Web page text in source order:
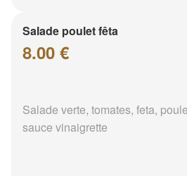
Salade poulet fêta
8.00 €
Salade verte, tomates, feta,
sauce vinaigrette